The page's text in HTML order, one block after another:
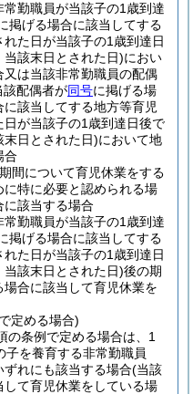
勤職員が当該子の1歳到達
掲げる場合に該当してする
た日が当該子の1歳到達日
該末日とされた日)におい
は当該非常勤職員の配偶
該配偶者が同号に掲げる場
該当してする地方等育児
が当該子の1歳到達日後で
末日とされた日)において地
合
間について育児休業をする
特に必要と認められる場
該当する場合
勤職員が当該子の1歳到達
掲げる場合に該当してする
た日が当該子の1歳到達日
該末日とされた日)後の期
合に該当して育児休業を
定める場合)
の条例で定める場合は、1
子を養育する非常勤職員
ずれにも該当する場合(当該
て育児休業をしている場